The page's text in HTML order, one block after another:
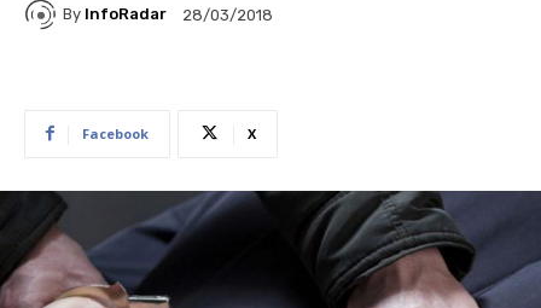
By InfoRadar 28/03/2018
Facebook X